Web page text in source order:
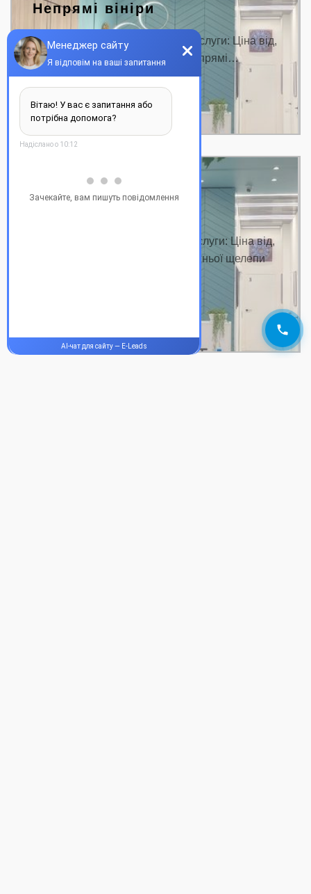
Непрямі вініри
Ціна на непрямі вініри Назва послуги: Ціна від,
грн. Консультація від 350 грн Непрямі…
ДЕТАЛЬНІШЕ
Вініри на всі зуби ціна Назва послуги: Ціна від,
грн. Сканування верхньої та нижньої щелепи